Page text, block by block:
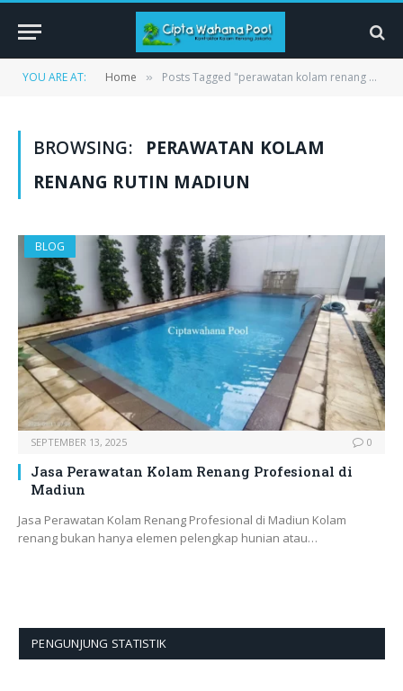
YOU ARE AT: Home » Posts Tagged "perawatan kolam renang rutin Madiun"
BROWSING:
PERAWATAN KOLAM
RENANG RUTIN MADIUN
BLOG
SEPTEMBER 13, 2025 0
Jasa Perawatan Kolam Renang Profesional di
Madiun
Jasa Perawatan Kolam Renang Profesional di Madiun Kolam
renang bukan hanya elemen pelengkap hunian atau…
PENGUNJUNG STATISTIK